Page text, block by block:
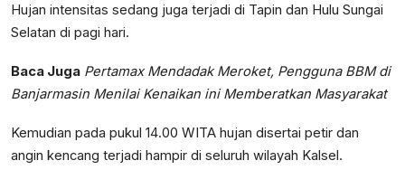
Hujan intensitas sedang juga terjadi di Tapin dan Hulu Sungai
Selatan di pagi hari.
Baca Juga Pertamax Mendadak Meroket, Pengguna BBM di
Banjarmasin Menilai Kenaikan ini Memberatkan Masyarakat
Kemudian pada pukul 14.00 WITA hujan disertai petir dan
angin kencang terjadi hampir di seluruh wilayah Kalsel.